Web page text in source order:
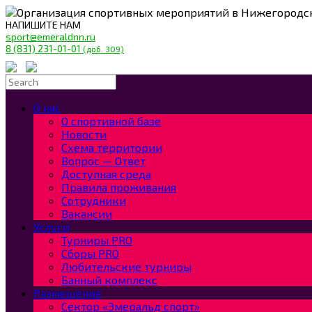
Организация спортивных мероприятий в
НАПИШИТЕ НАМ
sport@emeraldnn.ru
8 (831) 231-01-01 (доб. 309)
О нас
О спортивной базе
Новости
Схема территории
Вопрос — Ответ
Доступная среда
Правила проживания
Сотрудники
Вакансии
Услуги
Турниры PRO
Сборы PRO
Любительские турниры
Банный комплекс
Размещение
Сектор «Эмеральд спорт»